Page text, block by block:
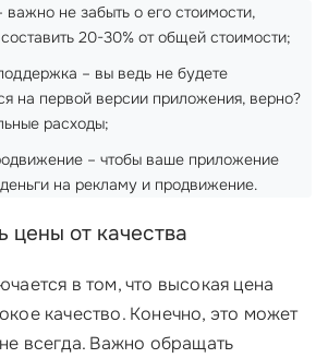
важно не забыть о его стоимости,
20-30% от общей стоимости;
– вы ведь не будете
на первой версии приложения, верно?
расходы;
– чтобы ваше приложение
на рекламу и продвижение.
цены от качества
в том, что высокая цена
качество. Конечно, это может
всегда. Важно обращать